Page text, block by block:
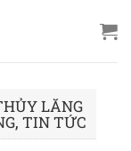
LĂNG
, TIN TỨC